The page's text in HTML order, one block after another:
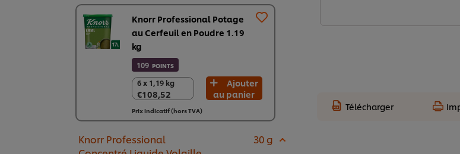
Knorr Professional Potage
au Cerfeuil en Poudre 1.19
kg​
109 POINTS
6 x 1,19 kg
€108,52
6 x 1,19 kg
€108,52
Ajouter
au panier
Prix indicatif (hors TVA)
Knorr Professional
30 g
Télécharger